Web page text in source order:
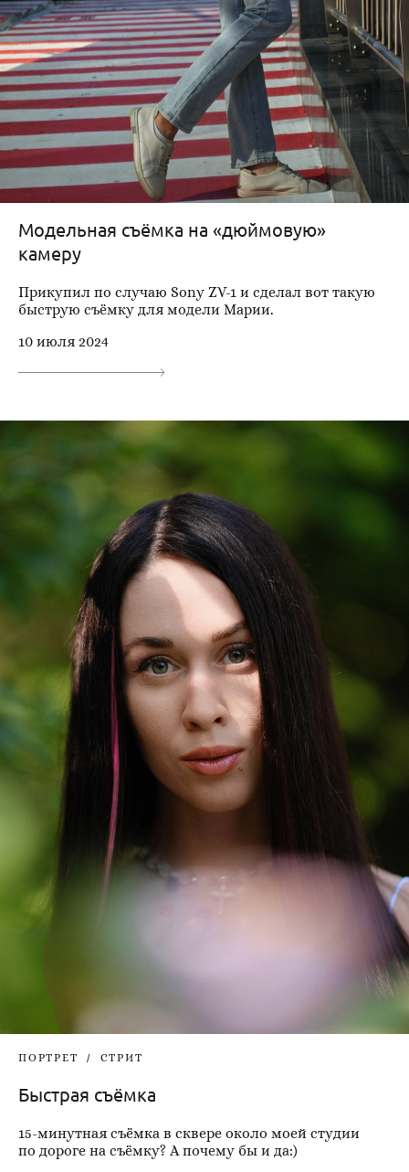
Модельная съёмка на «дюймовую»
камеру
Прикупил по случаю Sony ZV-1 и сделал вот такую
быструю съёмку для модели Марии.
10 июля 2024
ПОРТРЕТ СТРИТ
Быстрая съёмка
15-минутная съёмка в сквере около моей студии
по дороге на съёмку? А почему бы и да:)